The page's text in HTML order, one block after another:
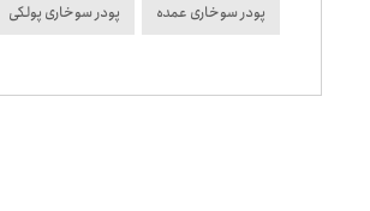
پودر سوخاری عمده پودر سوخاری پولکی